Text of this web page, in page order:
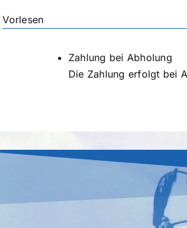
Vorlesen
Zahlung bei Abholung
Die Zahlung erfolgt bei